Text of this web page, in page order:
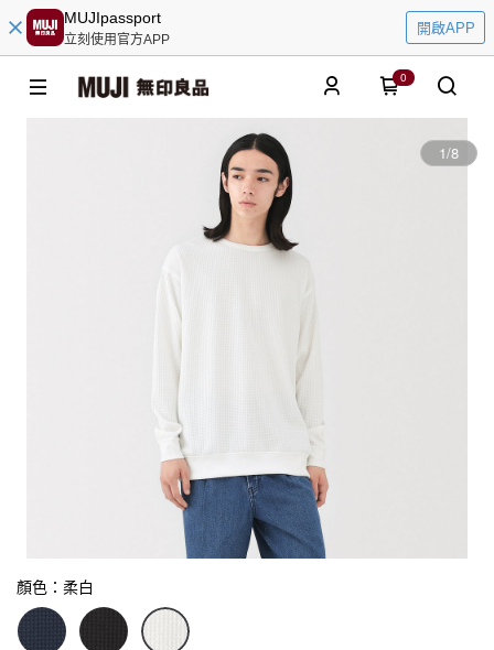
MUJIpassport
立刻使用官方APP
開啟APP
0
1/8
顏色：柔白